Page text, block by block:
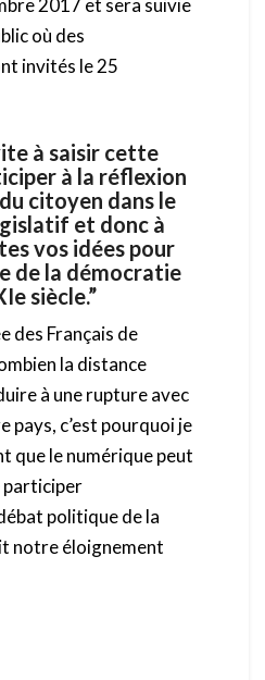
2017 et sera suivie
où des
invités le 25
à saisir cette
à la réflexion
citoyen dans le
et donc à
vos idées pour
de la démocratie
siècle.”
des Français de
la distance
à une rupture avec
pays, c’est pourquoi je
que le numérique peut
participer
politique de la
notre éloignement